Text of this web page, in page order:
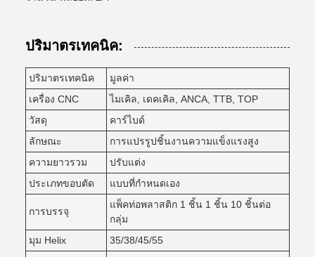
ปริมาตรเทคนิค:
ปริมาตรเทคนิค
มูลค่า
เครื่อง CNC
ไมเคิล, เดคเคิล, ANCA, TTB, TOP
วัสดุ
คาร์ไบด์
ลักษณะ
การแปรรูปชิ้นงานความแข็งแรงสูง
ความยาวรวม
ปรับแต่ง
ประเภทขอบตัด
แบบที่กําหนดเอง
การบรรจุ
แพ็คท่อพลาสติก 1 ชิ้น 1 ชิ้น 10 ชิ้นต่อ
กลุ่ม
มุม Helix
35/38/45/55